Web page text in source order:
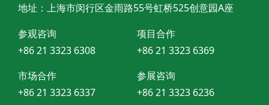
地址：上海市闵行区金雨路55号虹桥525创意园A座
参观咨询
+86 21 3323 6308
项目合作
+86 21 3323 6369
市场合作
+86 21 3323 6337
参展咨询
+86 21 3323 6236